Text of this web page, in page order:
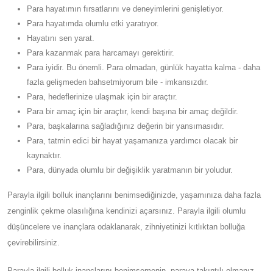
Para hayatımın fırsatlarını ve deneyimlerini genişletiyor.
Para hayatımda olumlu etki yaratıyor.
Hayatını sen yarat.
Para kazanmak para harcamayı gerektirir.
Para iyidir. Bu önemli. Para olmadan, günlük hayatta kalma - daha
fazla gelişmeden bahsetmiyorum bile - imkansızdır.
Para, hedeflerinize ulaşmak için bir araçtır.
Para bir amaç için bir araçtır, kendi başına bir amaç değildir.
Para, başkalarına sağladığınız değerin bir yansımasıdır.
Para, tatmin edici bir hayat yaşamanıza yardımcı olacak bir
kaynaktır.
Para, dünyada olumlu bir değişiklik yaratmanın bir yoludur.
Parayla ilgili bolluk inançlarını benimsediğinizde, yaşamınıza daha fazla
zenginlik çekme olasılığına kendinizi açarsınız. Parayla ilgili olumlu
düşüncelere ve inançlara odaklanarak, zihniyetinizi kıtlıktan bolluğa
çevirebilirsiniz.